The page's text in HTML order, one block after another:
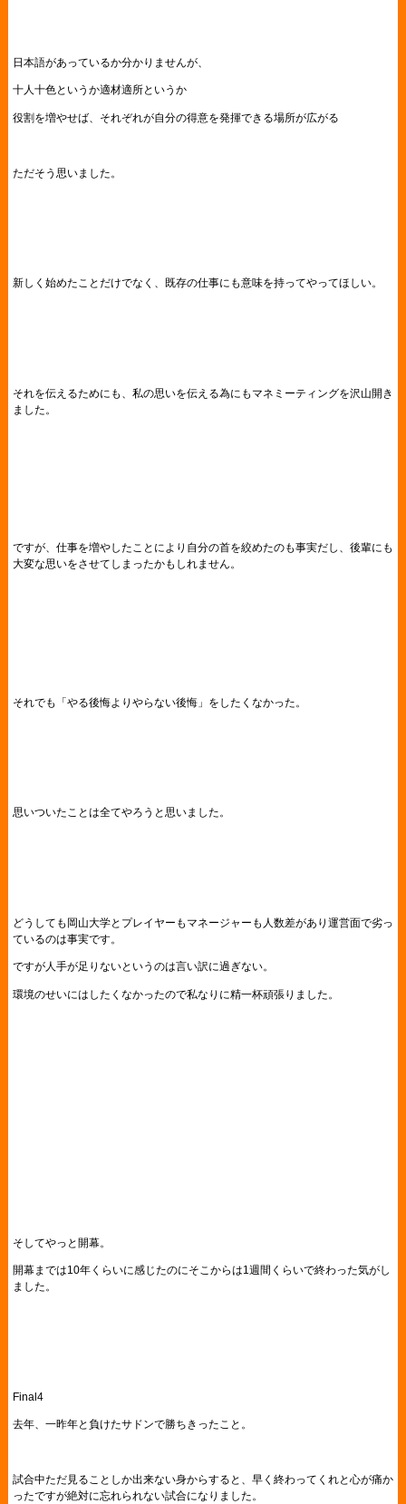
日本語があっているか分かりませんが、
十人十色というか適材適所というか
役割を増やせば、それぞれが自分の得意を発揮できる場所が広がる
ただそう思いました。
新しく始めたことだけでなく、既存の仕事にも意味を持ってやってほしい。
それを伝えるためにも、私の思いを伝える為にもマネミーティングを沢山開き
ました。
ですが、仕事を増やしたことにより自分の首を絞めたのも事実だし、後輩にも
大変な思いをさせてしまったかもしれません。
それでも「やる後悔よりやらない後悔」をしたくなかった。
思いついたことは全てやろうと思いました。
どうしても岡山大学とプレイヤーもマネージャーも人数差があり運営面で劣っ
ているのは事実です。
ですが人手が足りないというのは言い訳に過ぎない。
環境のせいにはしたくなかったので私なりに精一杯頑張りました。
そしてやっと開幕。
開幕までは10年くらいに感じたのにそこからは1週間くらいで終わった気がし
ました。
Final4
去年、一昨年と負けたサドンで勝ちきったこと。
試合中ただ見ることしか出来ない身からすると、早く終わってくれと心が痛か
ったですが絶対に忘れられない試合になりました。